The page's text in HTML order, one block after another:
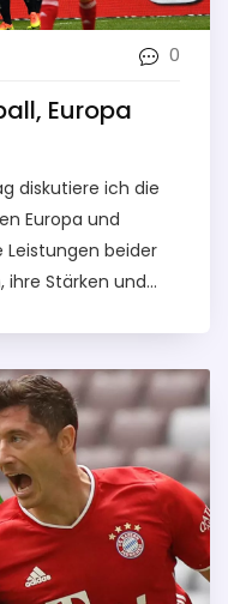
0
Europa
diskutiere ich die
Europa und
Leistungen beider
ihre Stärken und
ihre einzigartigen
immer, es ist
den Fußball so
Bleiben Sie dran
die in den
wird!